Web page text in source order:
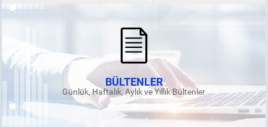
BÜLTENLER
Günlük, Haftalık, Aylık ve Yıllık Bültenler